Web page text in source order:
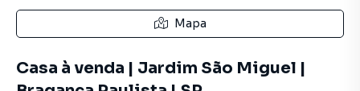
Mapa
Casa à venda | Jardim São Miguel |